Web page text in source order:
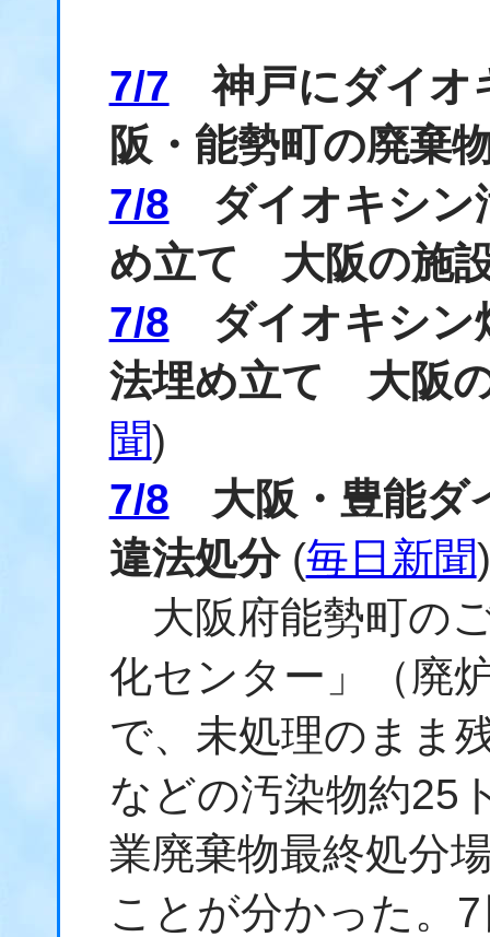
7/7 神戸にダイオ
阪・能勢町の廃棄
7/8 ダイオキシン
め立て 大阪の施
7/8 ダイオキシン
法埋め立て 大阪
聞)
7/8 大阪・豊能ダ
違法処分(毎日新聞)
大阪府能勢町の
化センター」（廃
で、未処理のまま
などの汚染物約25
業廃棄物最終処分
ことが分かった。